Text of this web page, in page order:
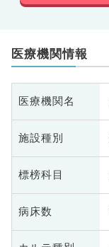
医療機関情報
医療機関名
施設種別
標榜科目
病床数